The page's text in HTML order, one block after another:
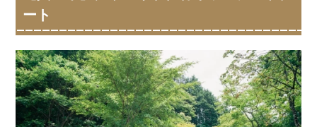
ート